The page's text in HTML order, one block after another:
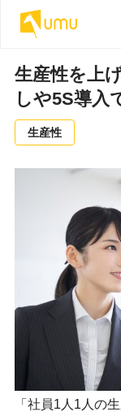
生産性を上
しや5S導入
生産性
「社員1人1人の